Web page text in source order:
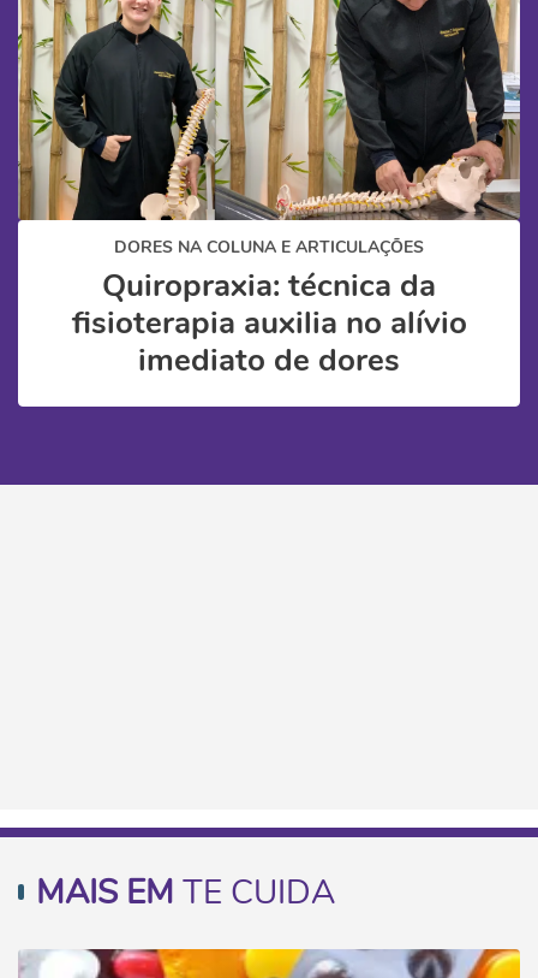
DORES NA COLUNA E ARTICULAÇÕES
Quiropraxia: técnica da
fisioterapia auxilia no alívio
imediato de dores
MAIS EM TE CUIDA